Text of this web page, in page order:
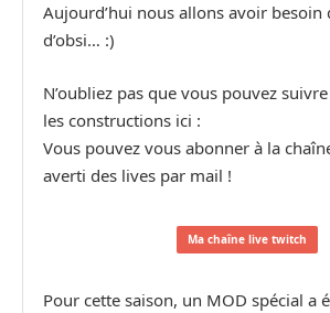
Aujourd’hui nous allons avoir besoin
d’obsi… :)
N’oubliez pas que vous pouvez
les constructions ici :
Vous pouvez vous abonner à la
averti des lives par mail !
Ma chaîne live twitch
Pour cette saison, un MOD spécial a